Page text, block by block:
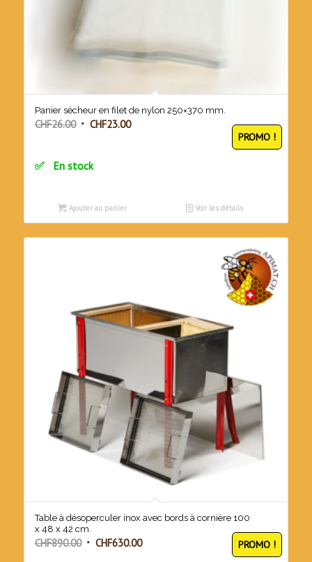
Panier sécheur en filet de nylon 250×370 mm.
CHF26.00 Le
était :
CHF23.00Le
PROMO !
En stock
Ajouter au panier Voir les détails
Table à désoperculer inox avec bords à cornière 100
x 48 x 42 cm.
CHF890.00 Le CHF630.00Le
PROMO !